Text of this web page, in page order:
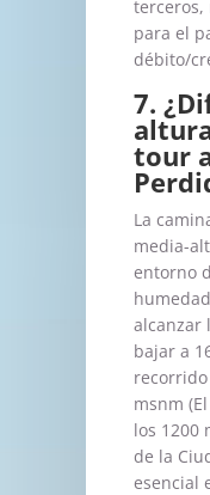
para el
débito/
7.
tour
La
media-
entorno
alcanzar
bajar a
msnm
los 1200
de la
esencial